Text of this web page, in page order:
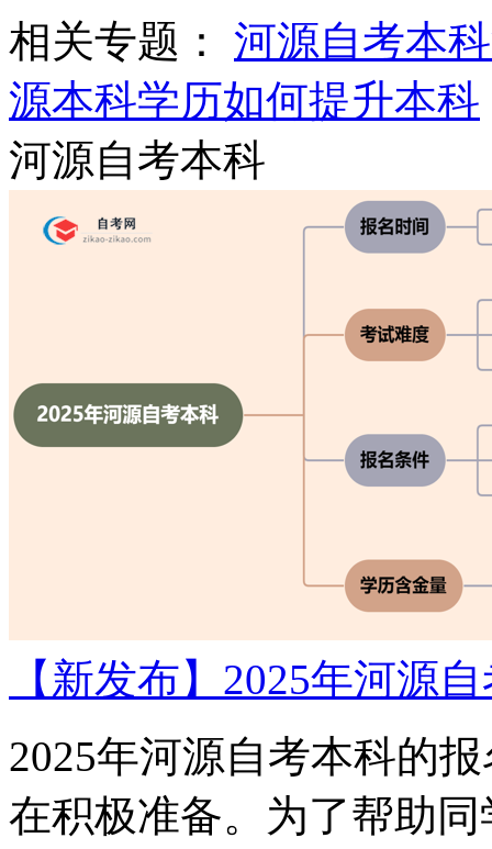
相关专题： 河源自考本科
源本科学历如何提升本科
河源自考本科
【新发布】2025年河源
2025年河源自考本科的
在积极准备。为了帮助